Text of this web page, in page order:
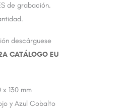
de grabación.
descárguese
CATÁLOGO EU
x 130 mm
y Azul Cobalto